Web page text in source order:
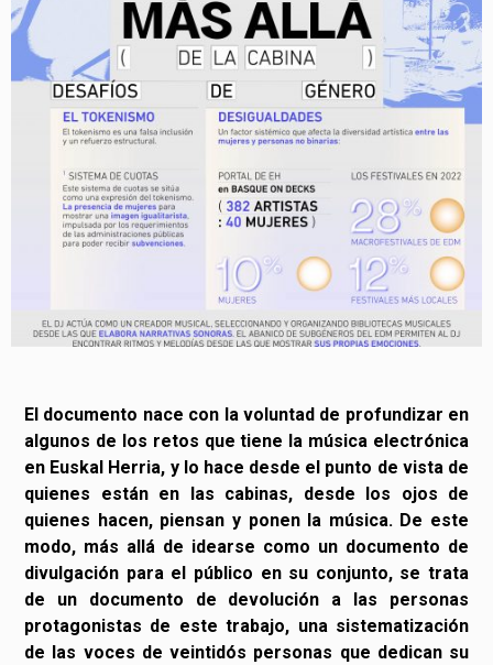
El documento nace con la voluntad de profundizar en
algunos de los retos que tiene la música electrónica
en Euskal Herria, y lo hace desde el punto de vista de
quienes están en las cabinas, desde los ojos de
quienes hacen, piensan y ponen la música. De este
modo, más allá de idearse como un documento de
divulgación para el público en su conjunto, se trata
de un documento de devolución a las personas
protagonistas de este trabajo, una sistematización
de las voces de veintidós personas que dedican su